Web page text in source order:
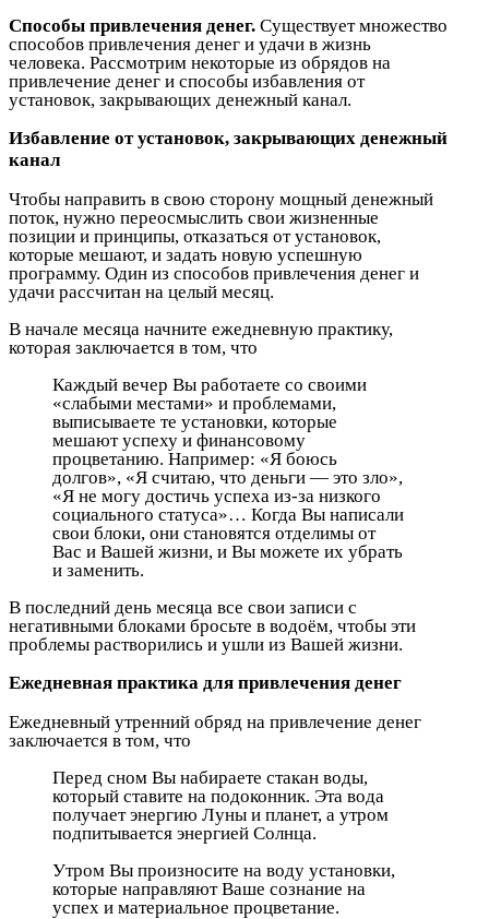
Способы привлечения денег. Существует множество
способов привлечения денег и удачи в жизнь
человека. Рассмотрим некоторые из обрядов на
привлечение денег и способы избавления от
установок, закрывающих денежный канал.
Избавление от установок, закрывающих денежный
канал
Чтобы направить в свою сторону мощный денежный
поток, нужно переосмыслить свои жизненные
позиции и принципы, отказаться от установок,
которые мешают, и задать новую успешную
программу. Один из способов привлечения денег и
удачи рассчитан на целый месяц.
В начале месяца начните ежедневную практику,
которая заключается в том, что
Каждый вечер Вы работаете со своими
«слабыми местами» и проблемами,
выписываете те установки, которые
мешают успеху и финансовому
процветанию. Например: «Я боюсь
долгов», «Я считаю, что деньги — это зло»,
«Я не могу достичь успеха из-за низкого
социального статуса»… Когда Вы написали
свои блоки, они становятся отделимы от
Вас и Вашей жизни, и Вы можете их убрать
и заменить.
В последний день месяца все свои записи с
негативными блоками бросьте в водоём, чтобы эти
проблемы растворились и ушли из Вашей жизни.
Ежедневная практика для привлечения денег
Ежедневный утренний обряд на привлечение денег
заключается в том, что
Перед сном Вы набираете стакан воды,
который ставите на подоконник. Эта вода
получает энергию Луны и планет, а утром
подпитывается энергией Солнца.
Утром Вы произносите на воду установки,
которые направляют Ваше сознание на
успех и материальное процветание.